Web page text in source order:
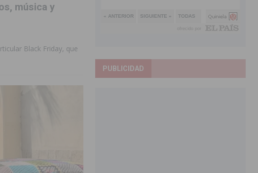
música y
Black Friday, que
PUBLICIDAD